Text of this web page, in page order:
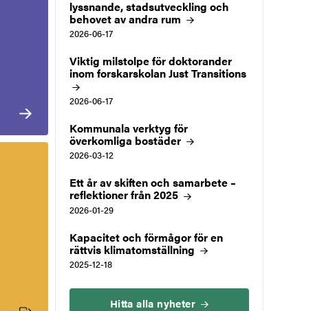
lyssnande, stadsutveckling och
behovet av andra rum
2026-06-17
Viktig milstolpe för doktorander
inom forskarskolan JustTransitions
2026-06-17
Kommunala verktyg för
överkomliga bostäder
2026-03-12
Ett år av skiften och samarbete –
reflektioner från2025
2026-01-29
Kapacitet och förmågor för en
rättvis klimatomställning
2025-12-18
Hitta alla nyheter